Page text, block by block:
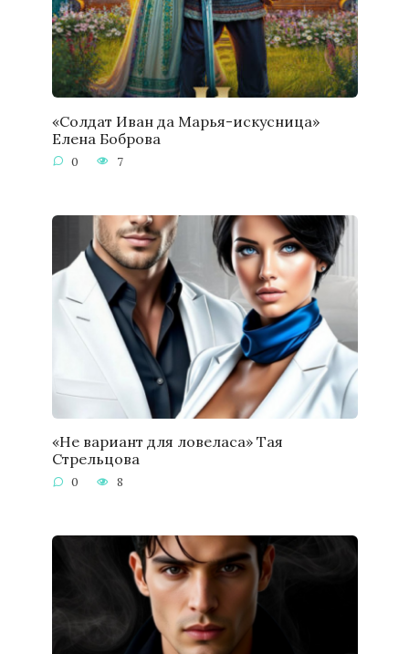
«Солдат Иван да Марья-искусница»
Елена Боброва
0 7
«Не вариант для ловеласа» Тая
Стрельцова
0 8